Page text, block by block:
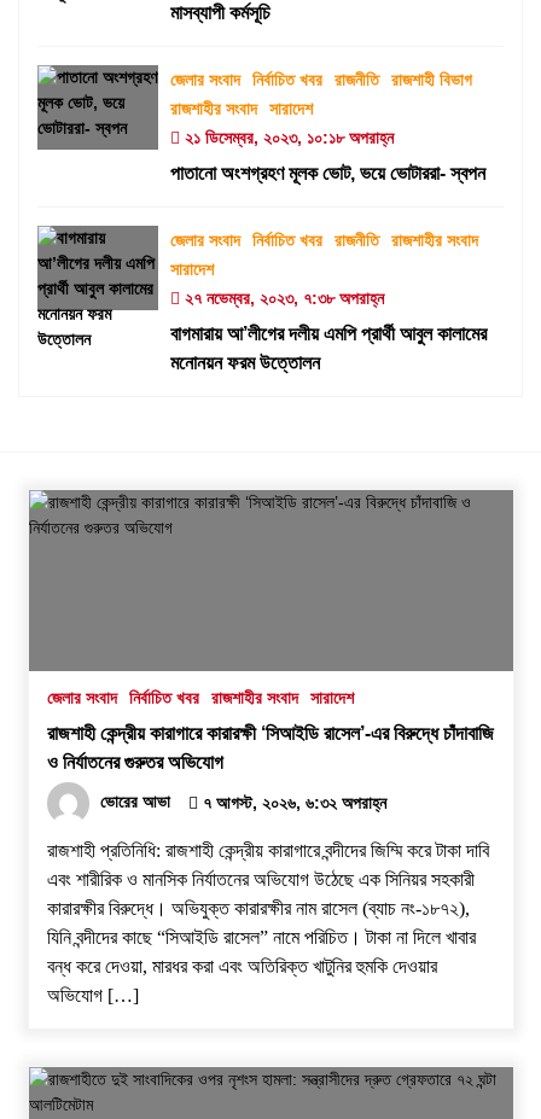
মাসব্যাপী কর্মসূচি
জেলার সংবাদ নির্বাচিত খবর রাজনীতি
রাজশাহী বিভাগ
রাজশাহীর সংবাদ
সারাদেশ
২১ ডিসেম্বর, ২০২৩, ১০:১৮ অপরাহ্ন
পাতানো অংশগ্রহণ মূলক ভোট, ভয়ে ভোটাররা- স্বপন
জেলার সংবাদ নির্বাচিত খবর রাজনীতি
রাজশাহীর সংবাদ
সারাদেশ
২৭ নভেম্বর, ২০২৩, ৭:৩৮ অপরাহ্ন
বাগমারায় আ’লীগের দলীয় এমপি প্রার্থী আবুল কালামের
মনোনয়ন ফরম উত্তোলন
জেলার সংবাদ নির্বাচিত খবর রাজশাহীর সংবাদ সারাদেশ
রাজশাহী কেন্দ্রীয় কারাগারে কারারক্ষী ‘সিআইডি রাসেল’-এর বিরুদ্ধে চাঁদাবাজি
ও নির্যাতনের গুরুতর অভিযোগ
ভোরের আভা ৭ আগস্ট, ২০২৬, ৬:৩২ অপরাহ্ন
রাজশাহী প্রতিনিধি: রাজশাহী কেন্দ্রীয় কারাগারে বন্দীদের জিম্মি করে টাকা দাবি
এবং শারীরিক ও মানসিক নির্যাতনের অভিযোগ উঠেছে এক সিনিয়র সহকারী
কারারক্ষীর বিরুদ্ধে। অভিযুক্ত কারারক্ষীর নাম রাসেল (ব্যাচ নং-১৮৭২),
যিনি বন্দীদের কাছে “সিআইডি রাসেল” নামে পরিচিত। টাকা না দিলে খাবার
বন্ধ করে দেওয়া, মারধর করা এবং অতিরিক্ত খাটুনির হুমকি দেওয়ার
অভিযোগ […]